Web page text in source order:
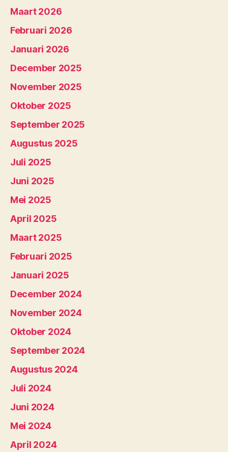
Maart 2026
Februari 2026
Januari 2026
December 2025
November 2025
Oktober 2025
September 2025
Augustus 2025
Juli 2025
Juni 2025
Mei 2025
April 2025
Maart 2025
Februari 2025
Januari 2025
December 2024
November 2024
Oktober 2024
September 2024
Augustus 2024
Juli 2024
Juni 2024
Mei 2024
April 2024